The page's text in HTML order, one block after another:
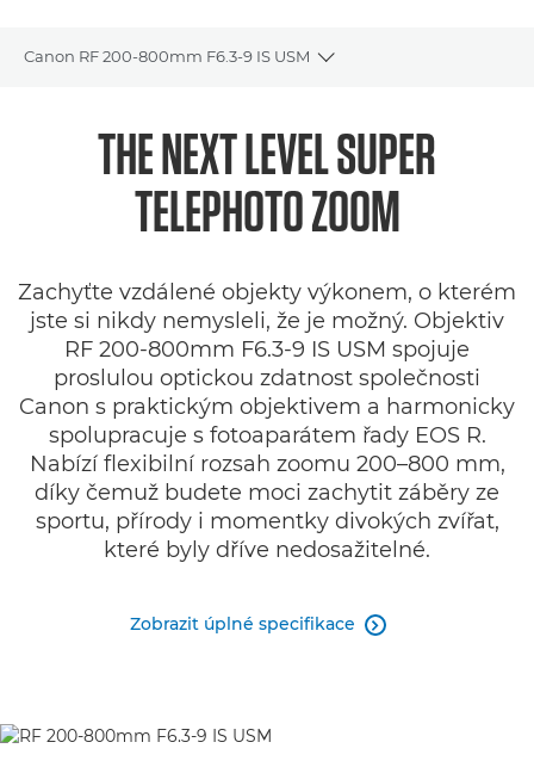
Canon RF 200-800mm F6.3-9 IS USM
Toggle breadcrumbs
Specifikace
Recenze
Podpora
THE NEXT LEVELSUPER
TELEPHOTO ZOOM
Zachyťte vzdálené objekty výkonem, o kterém
jste si nikdy nemysleli, že je možný. Objektiv
RF 200-800mm F6.3-9 IS USM spojuje
proslulou optickou zdatnost společnosti
Canon s praktickým objektivem a harmonicky
spolupracuje s fotoaparátem řady EOS R.
Nabízí flexibilní rozsah zoomu 200–800 mm,
díky čemuž budete moci zachytit záběry ze
sportu, přírody i momentky divokých zvířat,
které byly dříve nedosažitelné.
Zobrazit úplné specifikace 